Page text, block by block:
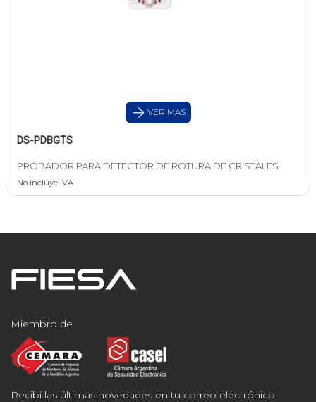
VER MAS
DS-PDBGTS
PROBADOR PARA DETECTOR DE ROTURA DE CRISTALES
No incluye IVA
Miembro de
Recibí las últimas novedades en tu correo electrónico.